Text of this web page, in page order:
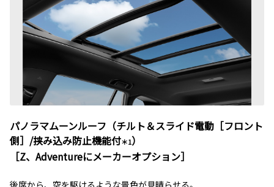
パノラマムーンルーフ（チルト＆スライド電動［フロント
側］/挟み込み防止機能付＊1）
［Z、Adventureにメーカーオプション］
後席から、空を駆けるような景色が見晴らせる。